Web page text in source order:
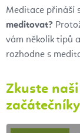
Meditace přináší
meditovat?
vám několik tipů
rozhodne s
Zkuste